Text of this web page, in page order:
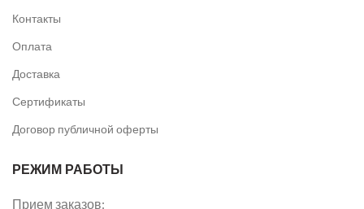
Контакты
Оплата
Доставка
Сертификаты
Договор публичной оферты
РЕЖИМ РАБОТЫ
Прием заказов: